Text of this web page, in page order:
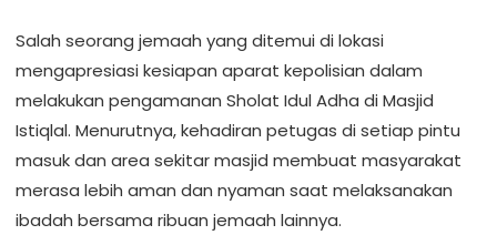
Salah seorang jemaah yang ditemui di lokasi
mengapresiasi kesiapan aparat kepolisian dalam
melakukan pengamanan Sholat Idul Adha di Masjid
Istiqlal. Menurutnya, kehadiran petugas di setiap pintu
masuk dan area sekitar masjid membuat masyarakat
merasa lebih aman dan nyaman saat melaksanakan
ibadah bersama ribuan jemaah lainnya.